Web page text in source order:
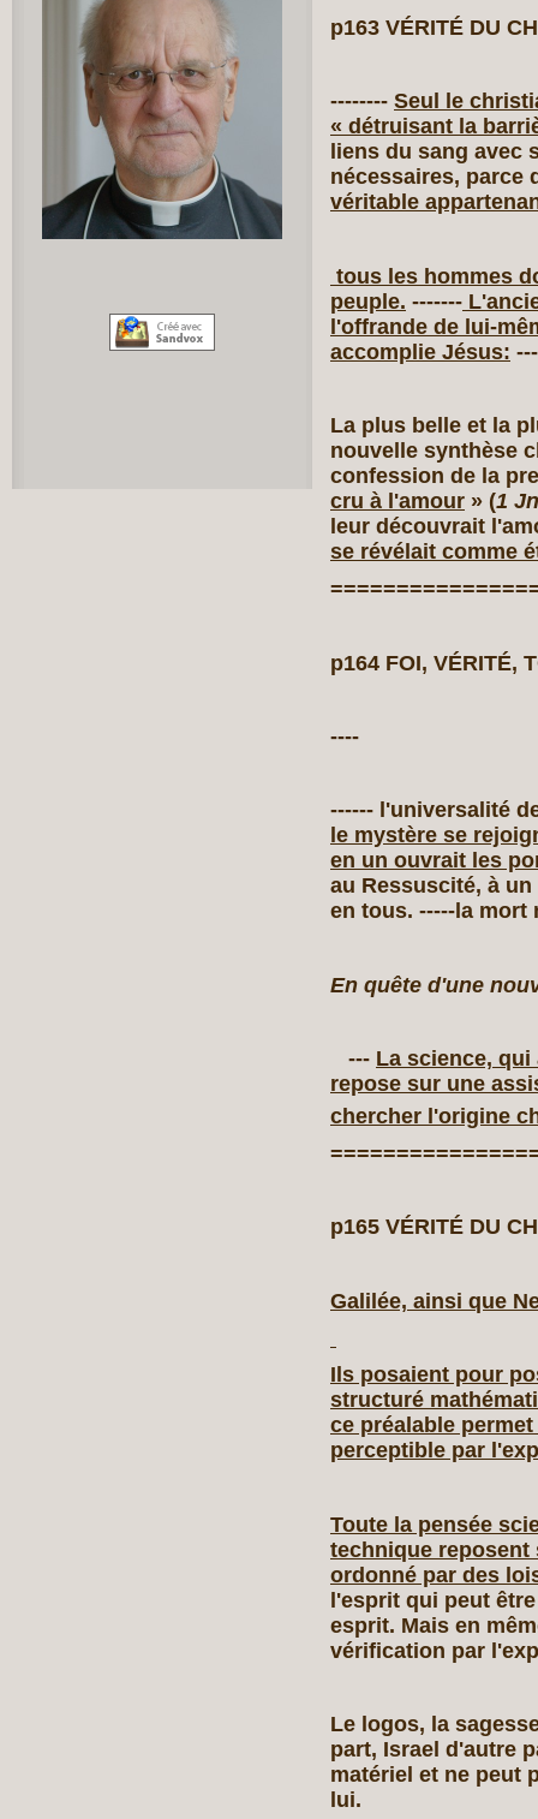
p163 VÉRITÉ DU
-------- Seul le
« détruisant la
liens du sang avec
nécessaires, parce
véritable
tous les hommes
peuple. -------
l'offrande de
accomplie Jésus:
La plus belle et la
nouvelle synthèse
confession de la
cru à l'amour » (1 Jn
leur découvrait
se révélait comme
p164 FOI, VÉRITÉ,
----
------ l'universalité
le mystère se
en un ouvrait les
au Ressuscité, à
en tous. -----la mort
En quête d'une
--- La science, qui
repose sur une
chercher l'origine
p165 VÉRITÉ DU
Galilée, ainsi que
Ils posaient pour
structuré
ce préalable
perceptible par
Toute la pensée
technique reposent
ordonné par des
l'esprit qui peut
esprit. Mais en
vérification par
Le logos, la
part, Israel d'autre
matériel et ne peut
lui.